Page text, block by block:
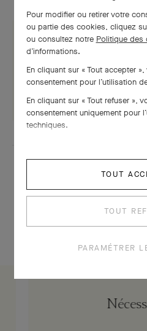
À LA MÊME
Pour modifier ou retirer votre
ou partie des cookies, cliquez
ou consultez notre Politique des
d’informations.
En cliquant sur « Tout accepter
consentement pour l’utilisation
En cliquant sur « Tout refuser »,
consentement uniquement pour
techniques.
TOUT
TOUT
PARAMÉTRER